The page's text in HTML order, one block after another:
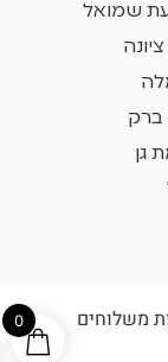
שמואל
ברק
גן
משלוחים
0